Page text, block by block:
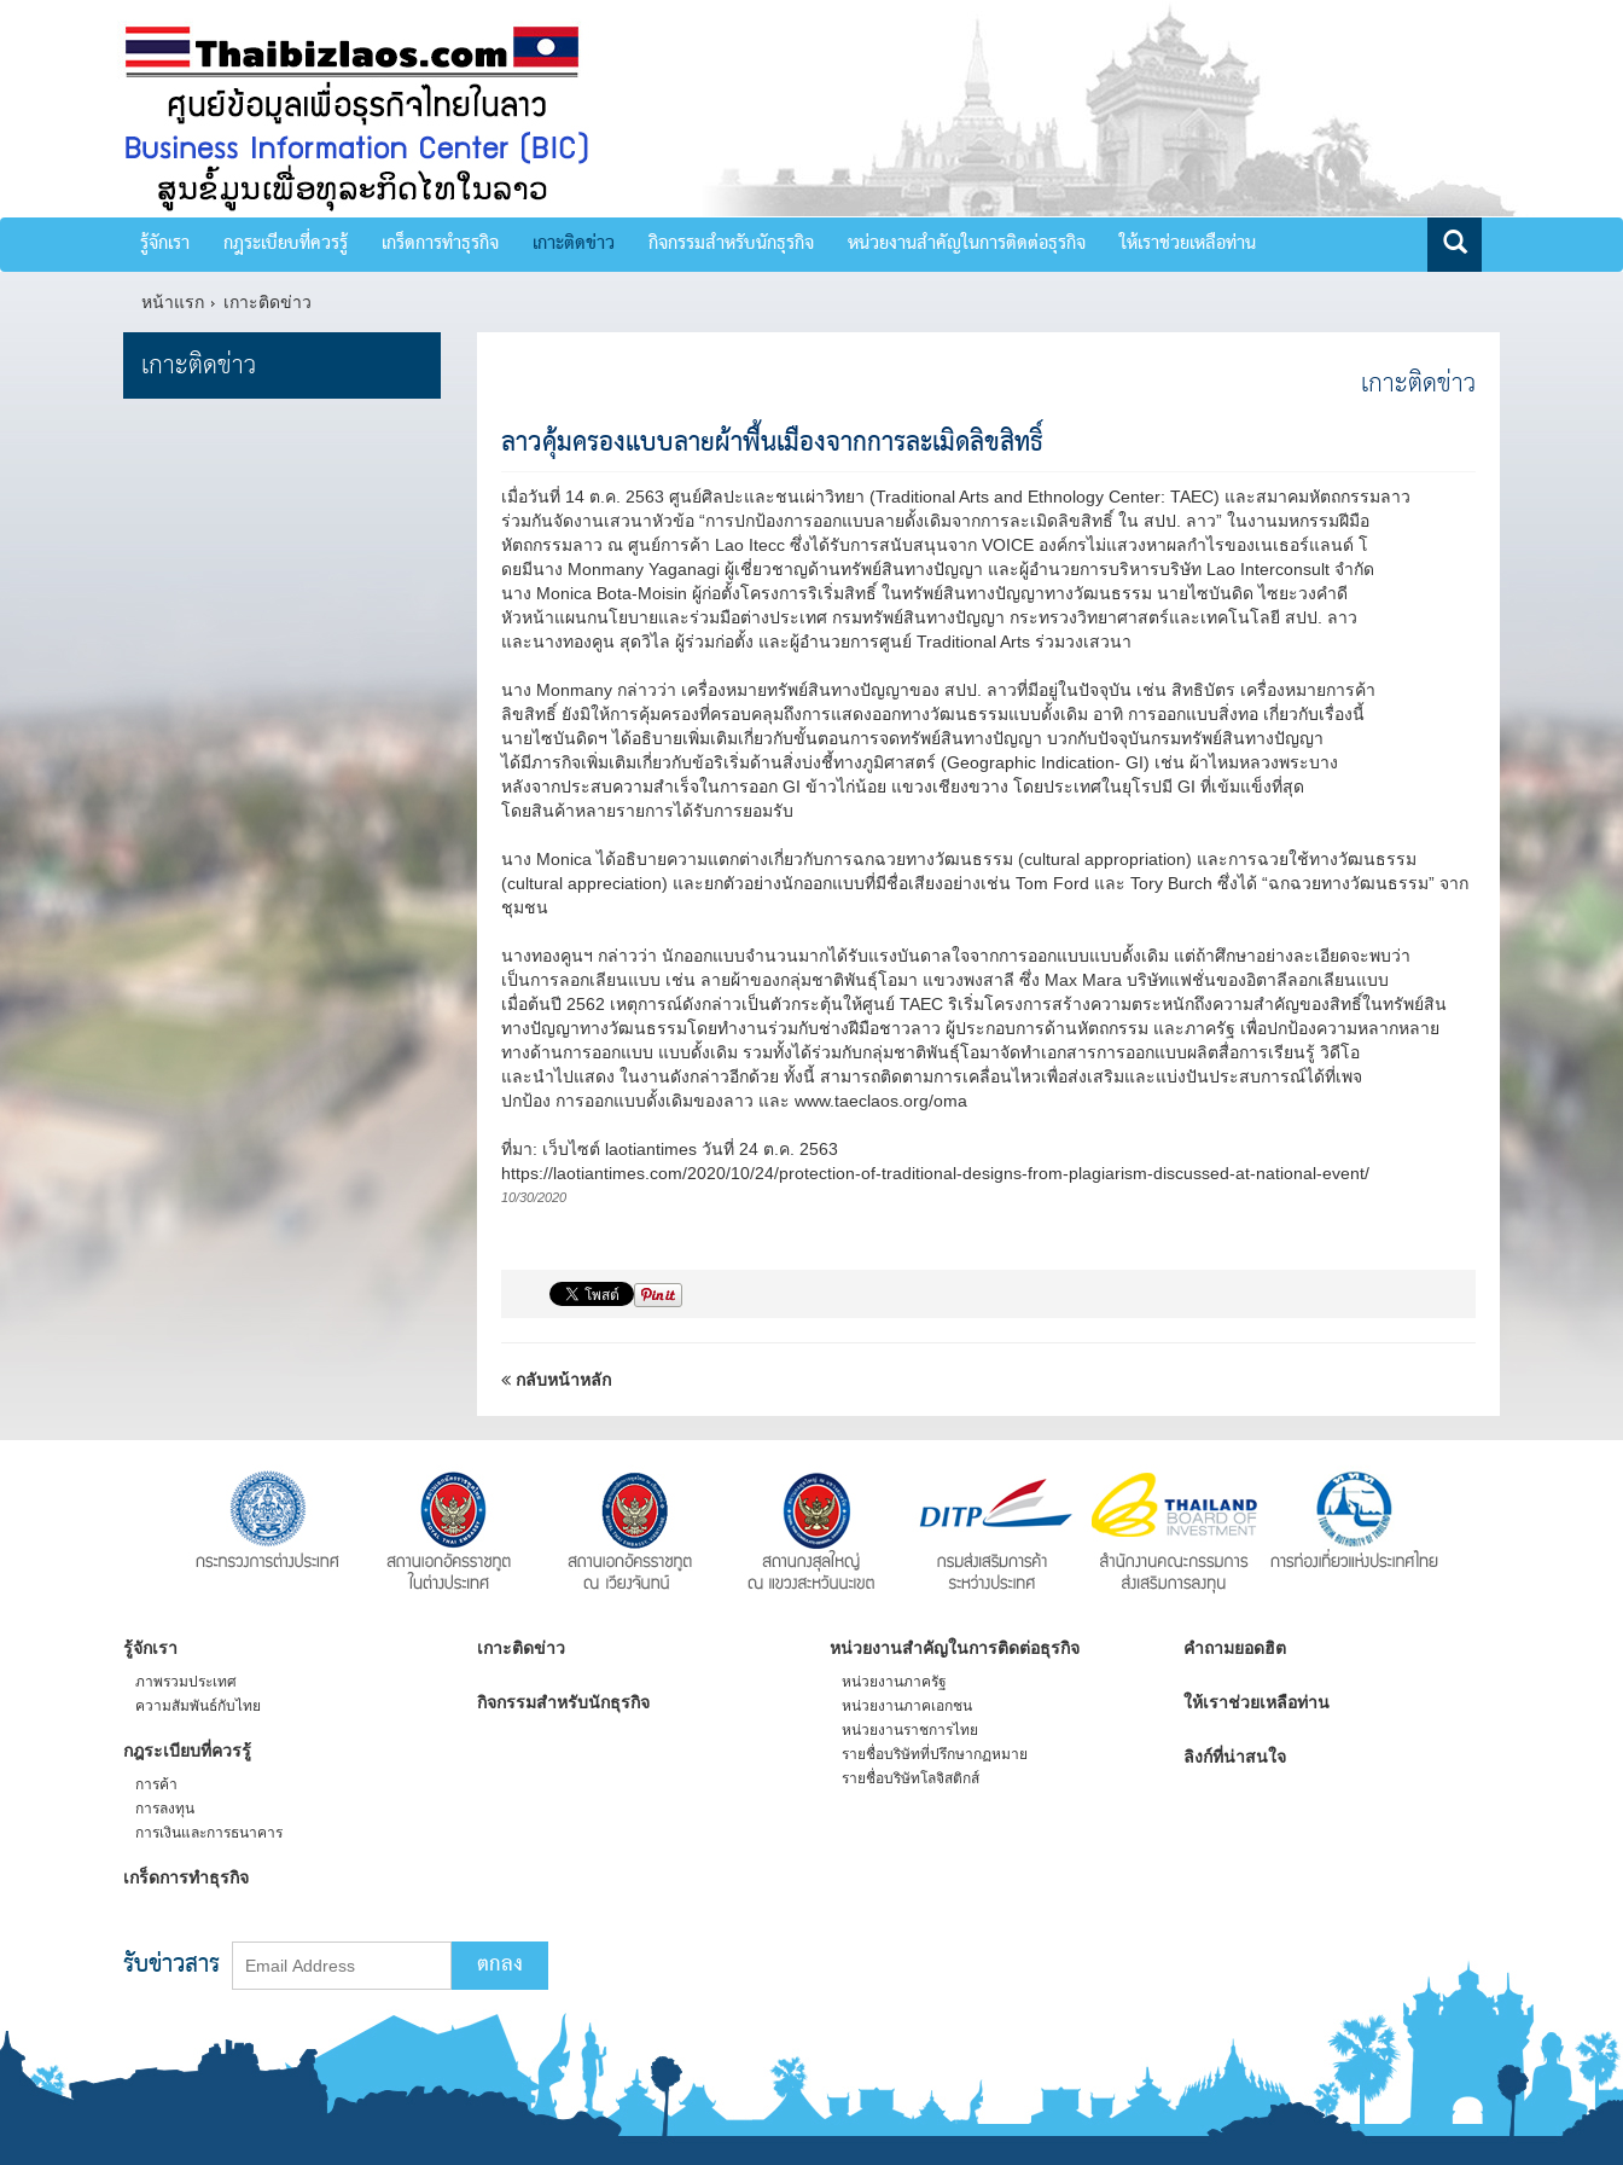
รู้จักเรา กฎระเบียบที่ควรรู้ เกร็ดการทำธุรกิจ เกาะติดข่าว กิจกรรมสำหรับนักธุรกิจ หน่วยงานสำคัญในการติดต่อธุรกิจ ให้เราช่วยเหลือท่าน
หน้าแรก เกาะติดข่าว
เกาะติดข่าว เกาะติดข่าว
ลาวคุ้มครองแบบลายผ้าพื้นเมืองจากการละเมิดลิขสิทธิ์
เมื่อวันที่ 14 ต.ค. 2563 ศูนย์ศิลปะและชนเผ่าวิทยา (Traditional Arts and Ethnology Center: TAEC) และสมาคมหัตถกรรมลาว
ร่วมกันจัดงานเสวนาหัวข้อ “การปกป้องการออกแบบลายดั้งเดิมจากการละเมิดลิขสิทธิ์ ใน สปป. ลาว” ในงานมหกรรมฝีมือ
หัตถกรรมลาว ณ ศูนย์การค้า Lao Itecc ซึ่งได้รับการสนับสนุนจาก VOICE องค์กรไม่แสวงหาผลกำไรของเนเธอร์แลนด์ โ
ดยมีนาง Monmany Yaganagi ผู้เชี่ยวชาญด้านทรัพย์สินทางปัญญา และผู้อำนวยการบริหารบริษัท Lao Interconsult จำกัด
นาง Monica Bota-Moisin ผู้ก่อตั้งโครงการริเริ่มสิทธิ์ ในทรัพย์สินทางปัญญาทางวัฒนธรรม นายไซบันดิด ไซยะวงคำดี
หัวหน้าแผนกนโยบายและร่วมมือต่างประเทศ กรมทรัพย์สินทางปัญญา กระทรวงวิทยาศาสตร์และเทคโนโลยี สปป. ลาว
และนางทองคูน สุดวิไล ผู้ร่วมก่อตั้ง และผู้อำนวยการศูนย์ Traditional Arts ร่วมวงเสวนา
นาง Monmany กล่าวว่า เครื่องหมายทรัพย์สินทางปัญญาของ สปป. ลาวที่มีอยู่ในปัจจุบัน เช่น สิทธิบัตร เครื่องหมายการค้า
ลิขสิทธิ์ ยังมิให้การคุ้มครองที่ครอบคลุมถึงการแสดงออกทางวัฒนธรรมแบบดั้งเดิม อาทิ การออกแบบสิ่งทอ เกี่ยวกับเรื่องนี้
นายไซบันดิดฯ ได้อธิบายเพิ่มเติมเกี่ยวกับขั้นตอนการจดทรัพย์สินทางปัญญา บวกกับปัจจุบันกรมทรัพย์สินทางปัญญา
ได้มีภารกิจเพิ่มเติมเกี่ยวกับข้อริเริ่มด้านสิ่งบ่งชี้ทางภูมิศาสตร์ (Geographic Indication- GI) เช่น ผ้าไหมหลวงพระบาง
หลังจากประสบความสำเร็จในการออก GI ข้าวไก่น้อย แขวงเชียงขวาง โดยประเทศในยุโรปมี GI ที่เข้มแข็งที่สุด
โดยสินค้าหลายรายการได้รับการยอมรับ
นาง Monica ได้อธิบายความแตกต่างเกี่ยวกับการฉกฉวยทางวัฒนธรรม (cultural appropriation) และการฉวยใช้ทางวัฒนธรรม
(cultural appreciation) และยกตัวอย่างนักออกแบบที่มีชื่อเสียงอย่างเช่น Tom Ford และ Tory Burch ซึ่งได้ “ฉกฉวยทางวัฒนธรรม” จาก
ชุมชน
นางทองคูนฯ กล่าวว่า นักออกแบบจำนวนมากได้รับแรงบันดาลใจจากการออกแบบแบบดั้งเดิม แต่ถ้าศึกษาอย่างละเอียดจะพบว่า
เป็นการลอกเลียนแบบ เช่น ลายผ้าของกลุ่มชาติพันธุ์โอมา แขวงพงสาลี ซึ่ง Max Mara บริษัทแฟชั่นของอิตาลีลอกเลียนแบบ
เมื่อต้นปี 2562 เหตุการณ์ดังกล่าวเป็นตัวกระตุ้นให้ศูนย์ TAEC ริเริ่มโครงการสร้างความตระหนักถึงความสำคัญของสิทธิ์ในทรัพย์สิน
ทางปัญญาทางวัฒนธรรมโดยทำงานร่วมกับช่างฝีมือชาวลาว ผู้ประกอบการด้านหัตถกรรม และภาครัฐ เพื่อปกป้องความหลากหลาย
ทางด้านการออกแบบ แบบดั้งเดิม รวมทั้งได้ร่วมกับกลุ่มชาติพันธุ์โอมาจัดทำเอกสารการออกแบบผลิตสื่อการเรียนรู้ วิดีโอ
และนำไปแสดง ในงานดังกล่าวอีกด้วย ทั้งนี้ สามารถติดตามการเคลื่อนไหวเพื่อส่งเสริมและแบ่งปันประสบการณ์ได้ที่เพจ
ปกป้อง การออกแบบดั้งเดิมของลาว และ www.taeclaos.org/oma
ที่มา: เว็บไซต์ laotiantimes วันที่ 24 ต.ค. 2563
https://laotiantimes.com/2020/10/24/protection-of-traditional-designs-from-plagiarism-discussed-at-national-event/
10/30/2020
กลับหน้าหลัก
รู้จักเรา
ภาพรวมประเทศ
ความสัมพันธ์กับไทย
กฎระเบียบที่ควรรู้
การค้า
การลงทุน
การเงินและการธนาคาร
เกร็ดการทำธุรกิจ
เกาะติดข่าว
กิจกรรมสำหรับนักธุรกิจ
หน่วยงานสำคัญในการติดต่อธุรกิจ
หน่วยงานภาครัฐ
หน่วยงานภาคเอกชน
หน่วยงานราชการไทย
รายชื่อบริษัทที่ปรึกษากฏหมาย
รายชื่อบริษัทโลจิสติกส์
คำถามยอดฮิต
ให้เราช่วยเหลือท่าน
ลิงก์ที่น่าสนใจ
รับข่าวสาร